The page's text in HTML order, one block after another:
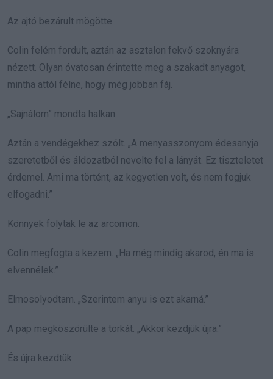
Az ajtó bezárult mögötte.
Colin felém fordult, aztán az asztalon fekvő szoknyára
nézett. Olyan óvatosan érintette meg a szakadt anyagot,
mintha attól félne, hogy még jobban fáj.
„Sajnálom” mondta halkan.
Aztán a vendégekhez szólt. „A menyasszonyom édesanyja
szeretetből és áldozatból nevelte fel a lányát. Ez tiszteletet
érdemel. Ami ma történt, az kegyetlen volt, és nem fogjuk
elfogadni.”
Könnyek folytak le az arcomon.
Colin megfogta a kezem. „Ha még mindig akarod, én ma is
elvennélek.”
Elmosolyodtam. „Szerintem anyu is ezt akarná.”
A pap megköszörülte a torkát. „Akkor kezdjük újra.”
És újra kezdtük.